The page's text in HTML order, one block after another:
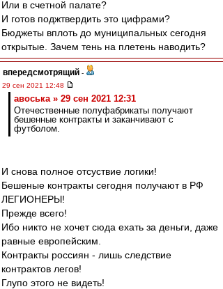
Или в счетной палате?
И готов поджтвердить это цифрами?
Бюджеты вплоть до муниципальных сегодня
открытые. Зачем тень на плетень наводить?
впередсмотрящий -
29 сен 2021 12:48
авоська » 29 сен 2021 12:31
Отечественные полуфабрикаты получают
бешенные контракты и заканчивают с
футболом.
И снова полное отсуствие логики!
Бешеные контракты сегодня получают в РФ
ЛЕГИОНЕРЫ!
Прежде всего!
Ибо никто не хочет сюда ехать за деньги, даже
равные европейским.
Контракты россиян - лишь следствие
контрактов легов!
Глупо этого не видеть!